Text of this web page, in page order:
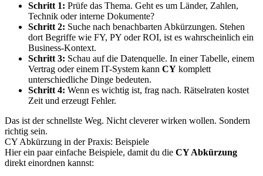
Schritt 1: Prüfe das Thema. Geht es um Länder, Zahlen,
Technik oder interne Dokumente?
Schritt 2: Suche nach benachbarten Abkürzungen. Stehen
dort Begriffe wie FY, PY oder ROI, ist es wahrscheinlich ein
Business-Kontext.
Schritt 3: Schau auf die Datenquelle. In einer Tabelle, einem
Vertrag oder einem IT-System kann CY komplett
unterschiedliche Dinge bedeuten.
Schritt 4: Wenn es wichtig ist, frag nach. Rätselraten kostet
Zeit und erzeugt Fehler.
Das ist der schnellste Weg. Nicht cleverer wirken wollen. Sondern
richtig sein.
CY Abkürzung in der Praxis: Beispiele
Hier ein paar einfache Beispiele, damit du die CY Abkürzung
direkt einordnen kannst: